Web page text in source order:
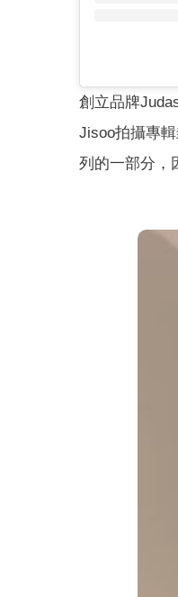
創立品牌
Jisoo拍攝專
列的一部分，